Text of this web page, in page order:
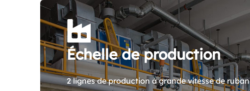
Échelle de production
2 lignes de production à grande vitesse de ruban